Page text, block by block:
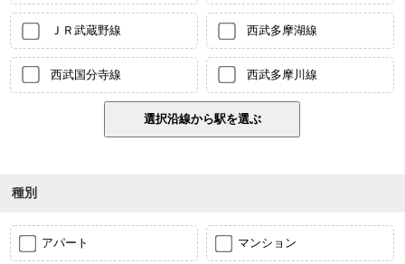
ＪＲ武蔵野線 西武多摩湖線
西武国分寺線 西武多摩川線
種別
アパート マンション